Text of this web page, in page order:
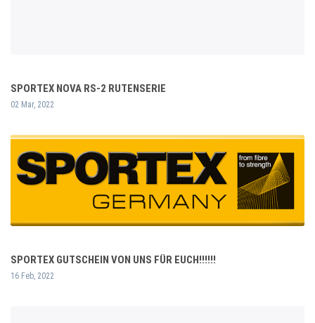
SPORTEX NOVA RS-2 RUTENSERIE
02 Mar, 2022
SPORTEX GUTSCHEIN VON UNS FÜR EUCH!!!!!!
16 Feb, 2022